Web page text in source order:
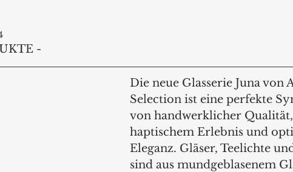
-
Die neue Glasserie Juna von
Selection ist eine perfekte
von handwerklicher Qualität,
haptischem Erlebnis und
Eleganz. Gläser, Teelichte
sind aus mundgeblasenem